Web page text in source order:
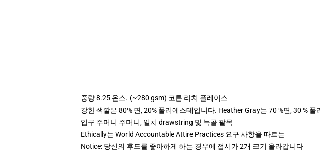
중량 8.25 온스. (~280 gsm) 코튼 리치 플레이스
강한 색깔은 80% 면, 20% 폴리에스테입니다. Heather Gray는 70 %면, 30 %
입구 주머니 주머니, 일치 drawstring 및 늑골 팔목
Ethically는 World Accountable Attire Practices 요구 사항을 따르는
Notice: 당신의 후드를 좋아하게 하는 경우에 접시가 2개 크기 올라갑니다